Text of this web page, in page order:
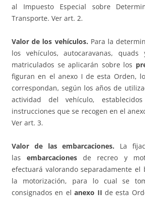
al Impuesto Especial sobre
Transporte. Ver art. 2.
Valor de los vehículos. Para la
los vehículos, autocaravanas, quads
matriculados se aplicarán sobre los
figuran en el anexo I de esta Orden,
correspondan, según los años de
actividad del vehículo,
instrucciones que se recogen en el
Ver art. 3.
Valor de las embarcaciones. La
lasembarcaciones de recreo y
efectuará valorando separadamente
la motorización, para lo cual se
consignados en elanexo II de esta